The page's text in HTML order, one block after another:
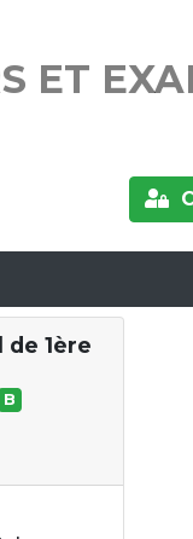
ET
1ère
B